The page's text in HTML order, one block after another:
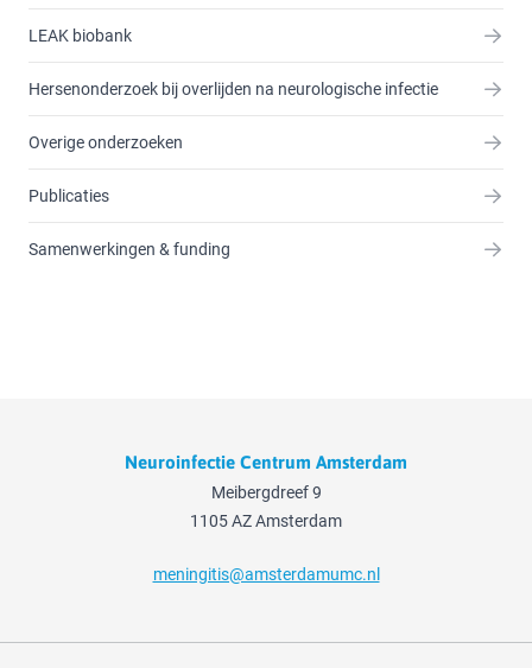
LEAK biobank
Hersenonderzoek bij overlijden na neurologische infectie
Overige onderzoeken
Publicaties
Samenwerkingen & funding
Neuroinfectie Centrum Amsterdam
Meibergdreef 9
1105 AZ Amsterdam
meningitis@amsterdamumc.nl